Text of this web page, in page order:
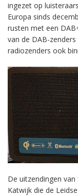
ingezet op
Europa sinds
rusten met een
van de DAB-
radiozenders ook
De uitzendingen
Katwijk die de